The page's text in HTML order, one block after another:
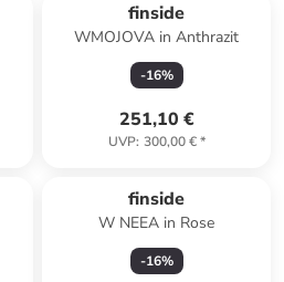
finside
WMOJOVA in Anthrazit
-16%
251,10 €
UVP: 300,00 €*
finside
W NEEA in Rose
-16%